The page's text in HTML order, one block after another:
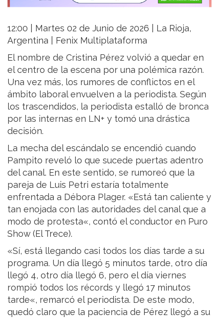
12:00 | Martes 02 de Junio de 2026 | La Rioja,
Argentina | Fenix Multiplataforma
El nombre de Cristina Pérez volvió a quedar en
el centro de la escena por una polémica razón.
Una vez más, los rumores de conflictos en el
ámbito laboral envuelven a la periodista. Según
los trascendidos, la periodista estalló de bronca
por las internas en LN+ y tomó una drástica
decisión.
La mecha del escándalo se encendió cuando
Pampito reveló lo que sucede puertas adentro
del canal. En este sentido, se rumoreó que la
pareja de Luis Petri estaría totalmente
enfrentada a Débora Plager. «Está tan caliente y
tan enojada con las autoridades del canal que a
modo de protesta«, contó el conductor en Puro
Show (El Trece).
«Sí, está llegando casi todos los días tarde a su
programa. Un día llegó 5 minutos tarde, otro día
llegó 4, otro día llegó 6, pero el día viernes
rompió todos los récords y llegó 17 minutos
tarde«, remarcó el periodista. De este modo,
quedó claro que la paciencia de Pérez llegó a su